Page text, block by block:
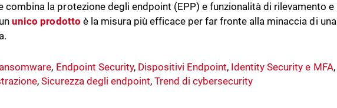
combina la protezione degli endpoint (EPP) e funzionalità di rilevamento e
unico prodotto è la misura più efficace per far fronte alla minaccia di una
, Endpoint Security, Dispositivi Endpoint, Identity Security e MFA,
,Sicurezza degli endpoint, Trend di cybersecurity